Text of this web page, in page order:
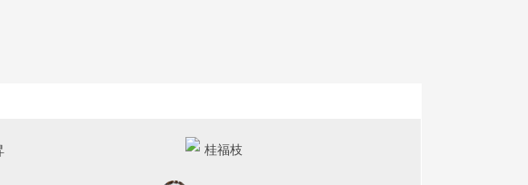
桂福枝